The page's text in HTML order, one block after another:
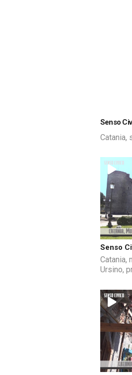
Senso
Catania,
Senso
Catania,
Ursino,